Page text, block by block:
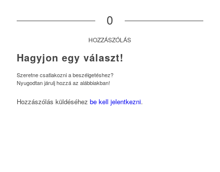
0
HOZZÁSZÓLÁS
Hagyjon egy választ!
Szeretne csatlakozni a beszélgetéshez?
Nyugodtan járulj hozzá az alábbiakban!
Hozzászólás küldéséhez be kell jelentkezni.